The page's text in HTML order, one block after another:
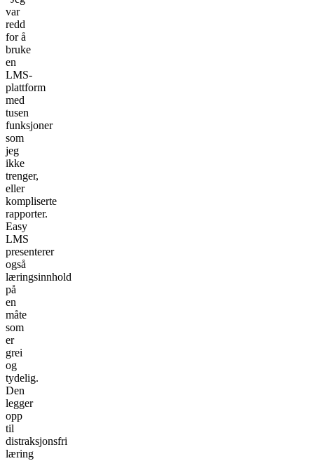
var
redd
for å
bruke
en
LMS-
plattform
med
tusen
funksjoner
som
jeg
ikke
trenger,
eller
kompliserte
rapporter.
Easy
LMS
presenterer
også
læringsinnhold
på
en
måte
som
er
grei
og
tydelig.
Den
legger
opp
til
distraksjonsfri
læring